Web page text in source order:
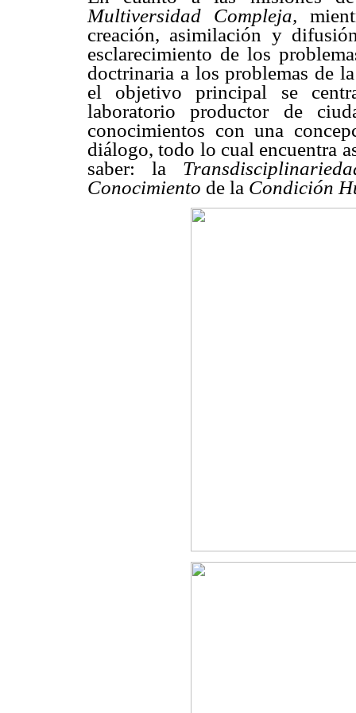
Multiversidad Compleja,
creación, asimilación y
esclarecimiento de los
doctrinaria a los problemas de
el objetivo principal se
laboratorio productor de
conocimientos con una
diálogo, todo lo cual encuentra
saber: la
Conocimiento de la Condición